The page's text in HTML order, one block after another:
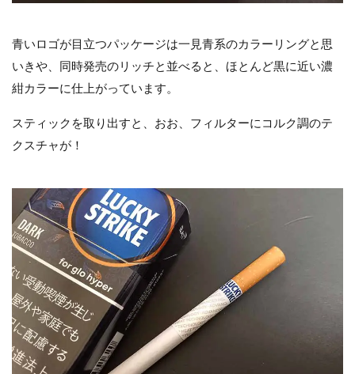
青いロゴが目立つパッケージは一見青系のカラーリングと思
いきや、同時発売のリッチと並べると、ほとんど黒に近い濃
紺カラーに仕上がっています。
スティックを取り出すと、おお、フィルターにコルク調のテ
クスチャが！